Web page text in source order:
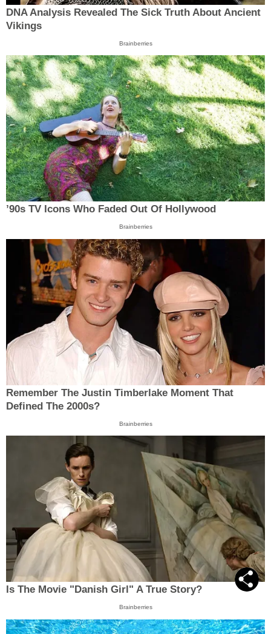
DNA Analysis Revealed The Sick Truth About Ancient
Vikings
Brainberries
’90s TV Icons Who Faded Out Of Hollywood
Brainberries
Remember The Justin Timberlake Moment That
Defined The 2000s?
Brainberries
Is The Movie "Danish Girl" A True Story?
Brainberries